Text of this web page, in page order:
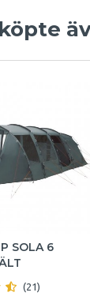
SOLA 6
(21)